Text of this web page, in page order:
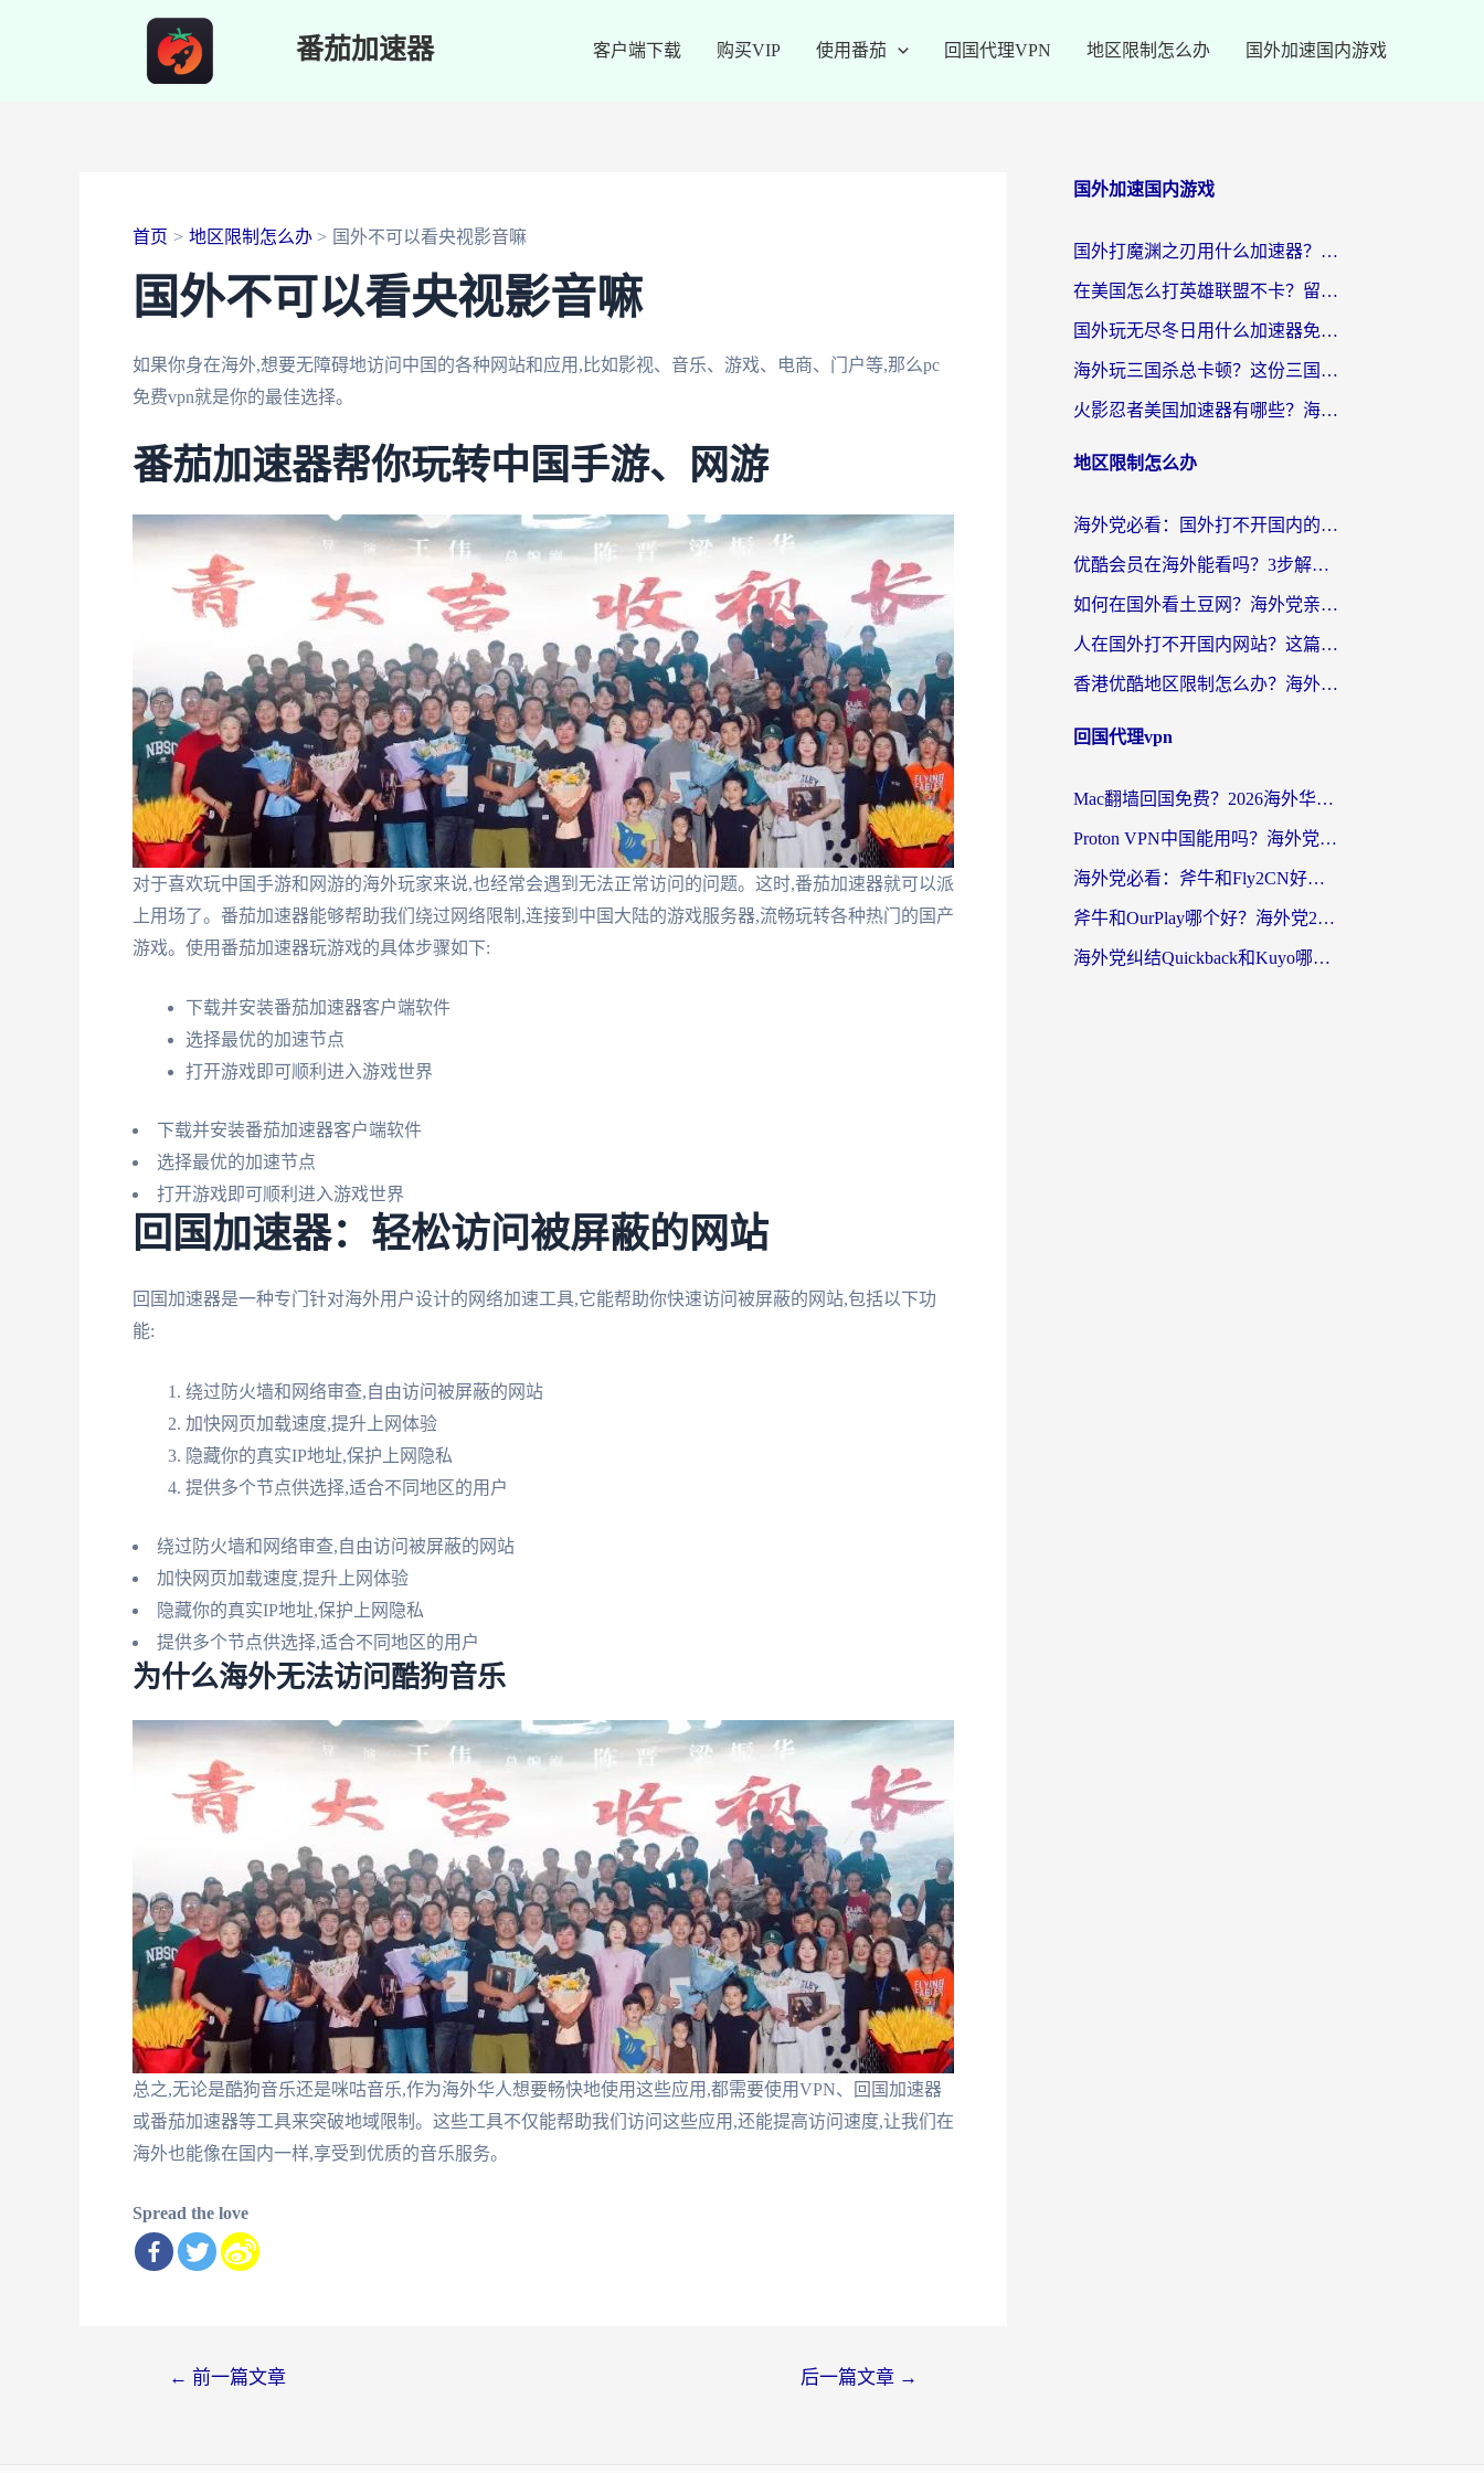
番茄加速器 客户端下载 购买VIP 使用番茄 回国代理VPN 地区限制怎么办 国外加速国内游戏
首页 地区限制怎么办 国外不可以看央视影音嘛
国外不可以看央视影音嘛
如果你身在海外,想要无障碍地访问中国的各种网站和应用,比如影视、音乐、游戏、电商、门户等,那么pc
免费vpn就是你的最佳选择。
番茄加速器帮你玩转中国手游、网游
对于喜欢玩中国手游和网游的海外玩家来说,也经常会遇到无法正常访问的问题。这时,番茄加速器就可以派
上用场了。番茄加速器能够帮助我们绕过网络限制,连接到中国大陆的游戏服务器,流畅玩转各种热门的国产
游戏。使用番茄加速器玩游戏的具体步骤如下:
下载并安装番茄加速器客户端软件
选择最优的加速节点
打开游戏即可顺利进入游戏世界
下载并安装番茄加速器客户端软件
选择最优的加速节点
打开游戏即可顺利进入游戏世界
回国加速器：轻松访问被屏蔽的网站
回国加速器是一种专门针对海外用户设计的网络加速工具,它能帮助你快速访问被屏蔽的网站,包括以下功
能:
绕过防火墙和网络审查,自由访问被屏蔽的网站
加快网页加载速度,提升上网体验
隐藏你的真实IP地址,保护上网隐私
提供多个节点供选择,适合不同地区的用户
绕过防火墙和网络审查,自由访问被屏蔽的网站
加快网页加载速度,提升上网体验
隐藏你的真实IP地址,保护上网隐私
提供多个节点供选择,适合不同地区的用户
为什么海外无法访问酷狗音乐
总之,无论是酷狗音乐还是咪咕音乐,作为海外华人想要畅快地使用这些应用,都需要使用VPN、回国加速器
或番茄加速器等工具来突破地域限制。这些工具不仅能帮助我们访问这些应用,还能提高访问速度,让我们在
海外也能像在国内一样,享受到优质的音乐服务。
Spread the love
← 前一篇文章 后一篇文章 →
国外加速国内游戏
国外打魔渊之刃用什么加速器？2026海外玩家国服游戏加速全攻略（附闪耀暖暖&复苏的魔女避坑指南）
在美国怎么打英雄联盟不卡？留学生亲测的国服游戏加速全攻略
国外玩无尽冬日用什么加速器免费？海外党国服游戏加速避坑指南
海外玩三国杀总卡顿？这份三国杀游戏加速器指南帮你告别延迟烦恼
火影忍者美国加速器有哪些？海外党亲测的国服游戏加速全攻略（含菲律宾玩三国之刃守望黎明技巧）
地区限制怎么办
海外党必看：国外打不开国内的app怎么办？3步解决你的乡愁
优酷会员在海外能看吗？3步解决海外追剧难题，附实测好用加速器推荐
如何在国外看土豆网？海外党亲测有效的追剧加速器选择指南
人在国外打不开国内网站？这篇攻略帮你无缝解锁国内资源（附交管12123使用技巧）
香港优酷地区限制怎么办？海外党亲测有效的追剧解决方案
回国代理vpn
Mac翻墙回国免费？2026海外华人亲测：从CCTV5直播到国内APP，这样选加速器才靠谱
Proton VPN中国能用吗？海外党选回国加速器的避坑指南（附番茄加速器实测）
海外党必看：斧牛和Fly2CN好用吗？3招教你选对回国加速器（附免费试用攻略）
斧牛和OurPlay哪个好？海外党2026亲测：选对加速器，国内资源秒加载
海外党纠结Quickback和Kuyo哪个好？选对回国加速器才能无缝刷国内资源